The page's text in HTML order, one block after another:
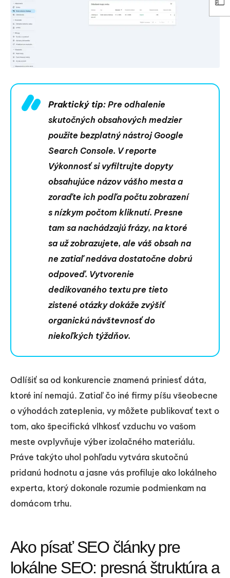
Praktický tip: Pre odhalenie
skutočných obsahových medzier
použite bezplatný nástroj Google
Search Console. V reporte
Výkonnosť si vyfiltrujte dopyty
obsahujúce názov vášho mesta a
zoraďte ich podľa počtu zobrazení
s nízkym počtom kliknutí. Presne
tam sa nachádzajú frázy, na ktoré
sa už zobrazujete, ale váš obsah na
ne zatiaľ nedáva dostatočne dobrú
odpoveď. Vytvorenie
dedikovaného textu pre tieto
zistené otázky dokáže zvýšiť
organickú návštevnosť do
niekoľkých týždňov.
Odlíšiť sa od konkurencie znamená priniesť dáta,
ktoré iní nemajú. Zatiaľ čo iné firmy píšu všeobecne
o výhodách zateplenia, vy môžete publikovať text o
tom, ako špecifická vlhkosť vzduchu vo vašom
meste ovplyvňuje výber izolačného materiálu.
Práve takýto uhol pohľadu vytvára skutočnú
pridanú hodnotu a jasne vás profiluje ako lokálneho
experta, ktorý dokonale rozumie podmienkam na
domácom trhu.
Ako písať SEO články pre
lokálne SEO: presná štruktúra a